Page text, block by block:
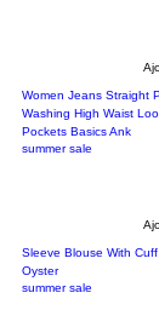
Women Jeans Straight
Washing High Waist
Pockets Basics Ank
summer sale
Sleeve Blouse With
Oyster
summer sale